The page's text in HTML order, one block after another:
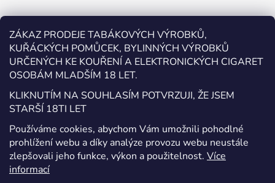
ZÁKAZ PRODEJE TABÁKOVÝCH VÝROBKŮ,
KUŘÁCKÝCH POMŮCEK, BYLINNÝCH VÝROBKŮ
URČENÝCH KE KOUŘENÍ A ELEKTRONICKÝCH CIGARET
OSOBÁM MLADŠÍM 18 LET.
KLIKNUTÍM NA SOUHLASÍM POTVRZUJI, ŽE JSEM
STARŠÍ 18TI LET
Používáme cookies, abychom Vám umožnili pohodlné
prohlížení webu a díky analýze provozu webu neustále
zlepšovali jeho funkce, výkon a použitelnost. Více
informací
Odebírat newsletter
Vložte svůj e-mail a my vám budeme zasílat informace o
nových produktech na našem e-shopu.
E-mail
Vložením e-mailu souhlasíte s
podmínkami ochrany
osobních údajů
PŘIHLÁSIT SE